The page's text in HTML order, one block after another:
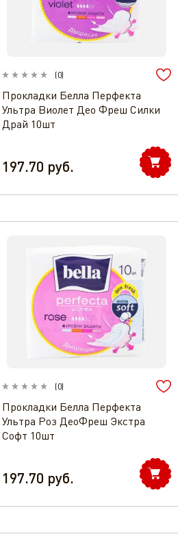
(0)
Прокладки Белла Перфекта
Ультра Виолет Део Фреш Силки
Драй 10шт
197.70 руб.
(0)
Прокладки Белла Перфекта
Ультра Роз ДеоФреш Экстра
Софт 10шт
197.70 руб.